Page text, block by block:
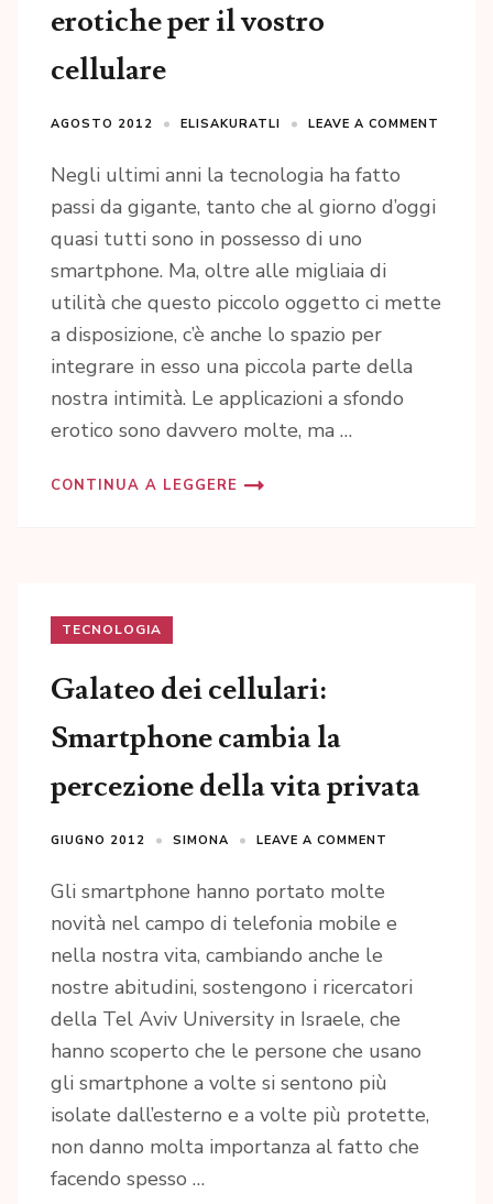
erotiche per il vostro
cellulare
AGOSTO 2012 ELISAKURATLI LEAVE A COMMENT
Negli ultimi anni la tecnologia ha fatto
passi da gigante, tanto che al giorno d’oggi
quasi tutti sono in possesso di uno
smartphone. Ma, oltre alle migliaia di
utilità che questo piccolo oggetto ci mette
a disposizione, c’è anche lo spazio per
integrare in esso una piccola parte della
nostra intimità. Le applicazioni a sfondo
erotico sono davvero molte, ma …
CONTINUA A LEGGERE
TECNOLOGIA
Galateo dei cellulari:
Smartphone cambia la
percezione della vita privata
GIUGNO 2012 SIMONA LEAVE A COMMENT
Gli smartphone hanno portato molte
novità nel campo di telefonia mobile e
nella nostra vita, cambiando anche le
nostre abitudini, sostengono i ricercatori
della Tel Aviv University in Israele, che
hanno scoperto che le persone che usano
gli smartphone a volte si sentono più
isolate dall’esterno e a volte più protette,
non danno molta importanza al fatto che
facendo spesso …